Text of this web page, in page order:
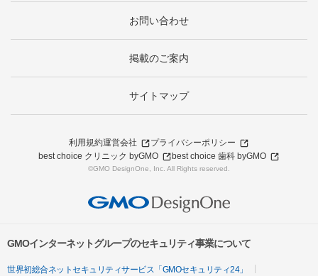
お問い合わせ
掲載のご案内
サイトマップ
利用規約運営会社
プライバシーポリシー
best choice クリニック byGMO
best choice 歯科 byGMO
©GMO DesignOne, Inc. All Rights reserved.
GMOインターネットグループのセキュリティ事業について
世界初総合ネットセキュリティサービス「GMOセキュリティ24」